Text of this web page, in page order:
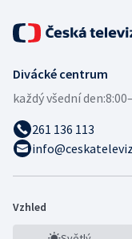
Divácké centrum
každý všední den:
261 136 113
Vzhled